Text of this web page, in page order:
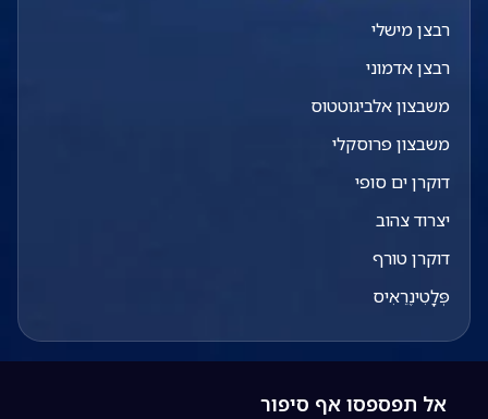
רבצן מישלי
רבצן אדמוני
משבצון אלביגוטטוס
משבצון פרוסקלי
דוקרן ים סופי
יצרוד צהוב
דוקרן טורף
פְּלָטִינֶרֵאִיס
אל תפספסו אף סיפור